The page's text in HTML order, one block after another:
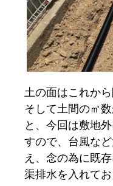
土の面はこれか
そして土間の㎡
と、今回は敷地
すので、台風な
え、念の為に既
渠排水を入れて